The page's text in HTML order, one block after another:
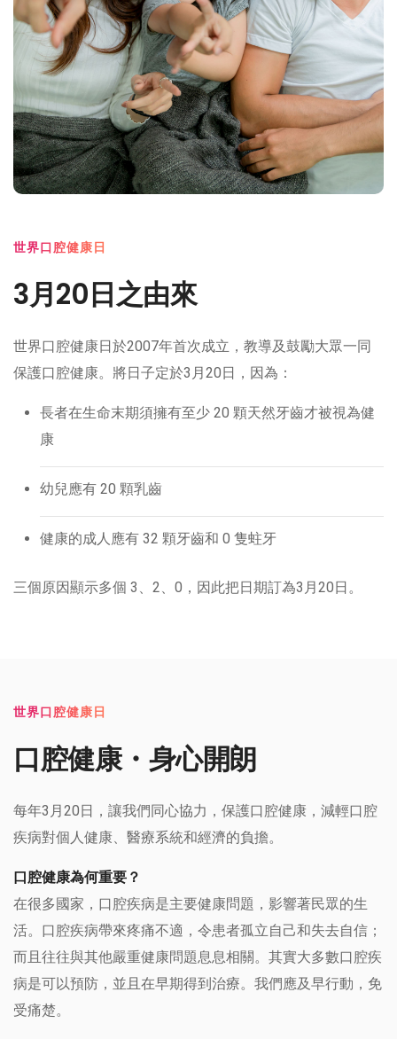
世界口腔健康日
3月20日之由來
世界口腔健康日於2007年首次成立，教導及鼓勵大眾一同
保護口腔健康。將日子定於3月20日，因為：
長者在生命末期須擁有至少 20 顆天然牙齒才被視為健
康
幼兒應有 20 顆乳齒
健康的成人應有 32 顆牙齒和 0 隻蛀牙
三個原因顯示多個 3、2、0，因此把日期訂為3月20日。
世界口腔健康日
口腔健康・身心開朗
每年3月20日，讓我們同心協力，保護口腔健康，減輕口腔
疾病對個人健康、醫療系統和經濟的負擔。
口腔健康為何重要？
在很多國家，口腔疾病是主要健康問題，影響著民眾的生
活。口腔疾病帶來疼痛不適，令患者孤立自己和失去自信；
而且往往與其他嚴重健康問題息息相關。其實大多數口腔疾
病是可以預防，並且在早期得到治療。我們應及早行動，免
受痛楚。